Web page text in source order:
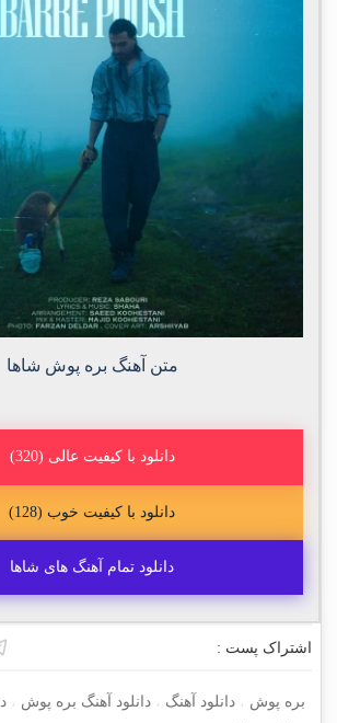
متن آهنگ بره پوش شاها
دانلود با کیفیت عالی (320)
دانلود با کیفیت خوب (128)
دانلود تمام آهنگ های شاها
اشتراک پست :
بره پوش ، دانلود آهنگ ، دانلود آهنگ بره پوش ،